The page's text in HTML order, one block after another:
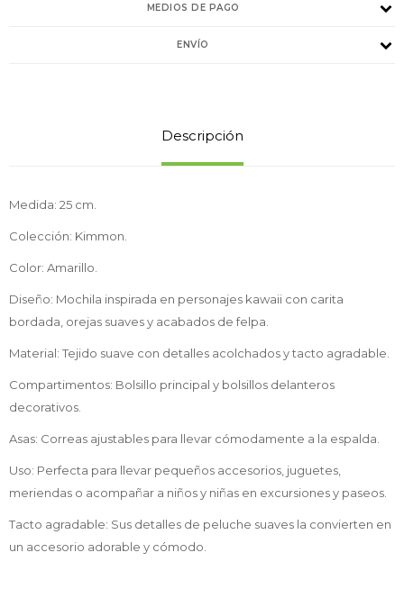
MEDIOS DE PAGO
ENVÍO
Descripción
Medida: 25 cm.
Colección: Kimmon.
Color: Amarillo.
Diseño: Mochila inspirada en personajes kawaii con carita
bordada, orejas suaves y acabados de felpa.
Material: Tejido suave con detalles acolchados y tacto agradable.
Compartimentos: Bolsillo principal y bolsillos delanteros
decorativos.
Asas: Correas ajustables para llevar cómodamente a la espalda.
Uso: Perfecta para llevar pequeños accesorios, juguetes,
meriendas o acompañar a niños y niñas en excursiones y paseos.
Tacto agradable: Sus detalles de peluche suaves la convierten en
un accesorio adorable y cómodo.